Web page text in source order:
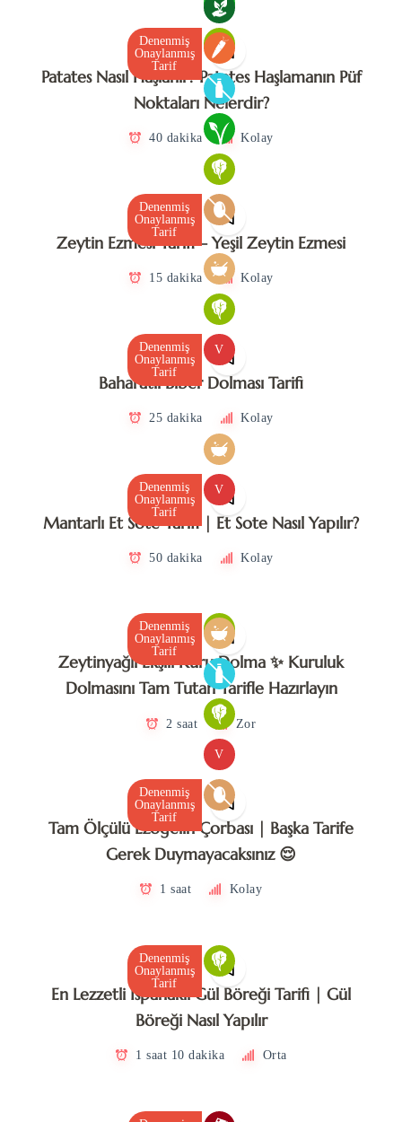
Denenmiş
Onaylanmış
Tarif
Patates Nasıl Haşlanır? Patates Haşlamanın Püf
Noktaları Nelerdir?
40 dakika Kolay
Denenmiş
Onaylanmış
Tarif
Zeytin Ezmesi Tarifi – Yeşil Zeytin Ezmesi
15 dakika Kolay
Denenmiş
Onaylanmış
Tarif
V
Baharatlı Biber Dolması Tarifi
25 dakika Kolay
Denenmiş
Onaylanmış
Tarif
V
Mantarlı Et Sote Tarifi | Et Sote Nasıl Yapılır?
50 dakika Kolay
Denenmiş
Onaylanmış
Tarif
Zeytinyağlı Ekşili Kuru Dolma ✨ Kuruluk
Dolmasını Tam Tutan Tarifle Hazırlayın
2 saat Zor
Denenmiş
Onaylanmış
Tarif
V
Tam Ölçülü Ezogelin Çorbası | Başka Tarife
Gerek Duymayacaksınız 😌
1 saat Kolay
Denenmiş
Onaylanmış
Tarif
En Lezzetli Ispanaklı Gül Böreği Tarifi | Gül
Böreği Nasıl Yapılır
1 saat 10 dakika Orta